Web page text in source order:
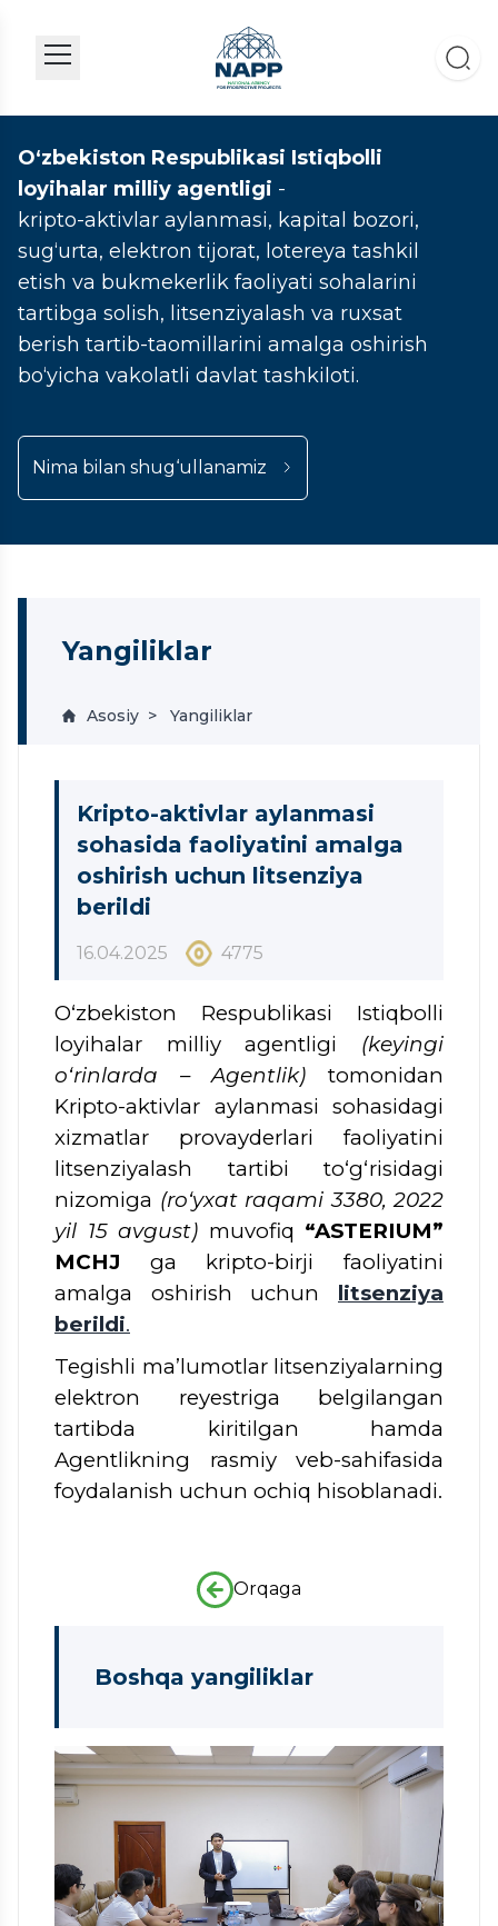
O‘zbekiston Respublikasi Istiqbolli
loyihalar milliy agentligi -
kripto-aktivlar aylanmasi, kapital bozori,
sug‘urta, elektron tijorat, lotereya tashkil
etish va bukmekerlik faoliyati sohalarini
tartibga solish, litsenziyalash va ruxsat
berish tartib-taomillarini amalga oshirish
bo‘yicha vakolatli davlat tashkiloti.
Nima bilan shug‘ullanamiz
Yangiliklar
Asosiy Yangiliklar
Kripto-aktivlar aylanmasi
sohasida faoliyatini amalga
oshirish uchun litsenziya
berildi
16.04.2025 4775
O‘zbekiston Respublikasi Istiqbolli
loyihalar milliy agentligi (keyingi
o‘rinlarda – Agentlik) tomonidan
Kripto-aktivlar aylanmasi sohasidagi
xizmatlar provayderlari faoliyatini
litsenziyalash tartibi to‘g‘risidagi
nizomiga (ro‘yxat raqami 3380, 2022
yil 15 avgust) muvofiq “ASTERIUM”
MCHJ ga kripto-birji faoliyatini
amalga oshirish uchun litsenziya
berildi.
Tegishli ma’lumotlar litsenziyalarning
elektron reyestriga belgilangan
tartibda kiritilgan hamda
Agentlikning rasmiy veb-sahifasida
foydalanish uchun ochiq hisoblanadi.
Orqaga
Boshqa yangiliklar